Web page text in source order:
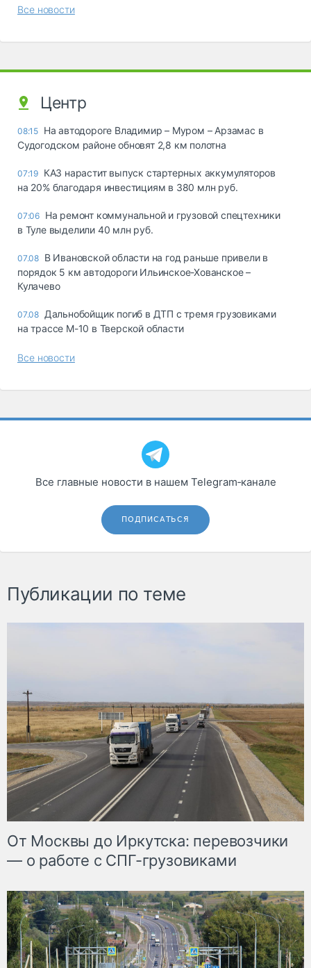
Все новости
Центр
08:15 На автодороге Владимир – Муром – Арзамас в
Судогодском районе обновят 2,8 км полотна
07:19 КАЗ нарастит выпуск стартерных аккумуляторов
на 20% благодаря инвестициям в 380 млн руб.
07:06 На ремонт коммунальной и грузовой спецтехники
в Туле выделили 40 млн руб.
07.08 В Ивановской области на год раньше привели в
порядок 5 км автодороги Ильинское-Хованское –
Кулачево
07.08 Дальнобойщик погиб в ДТП с тремя грузовиками
на трассе М-10 в Тверской области
Все новости
Все главные новости в нашем Telegram‑канале
ПОДПИСАТЬСЯ
Публикации по теме
От Москвы до Иркутска: перевозчики
— о работе с СПГ-грузовиками